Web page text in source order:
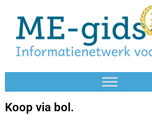
Koop via bol.